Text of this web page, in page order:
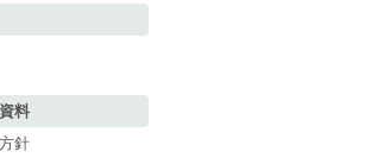
料
針